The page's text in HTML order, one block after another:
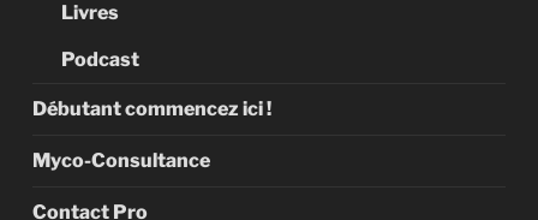
Livres
Podcast
Débutant commencez ici !
Myco-Consultance
Contact Pro